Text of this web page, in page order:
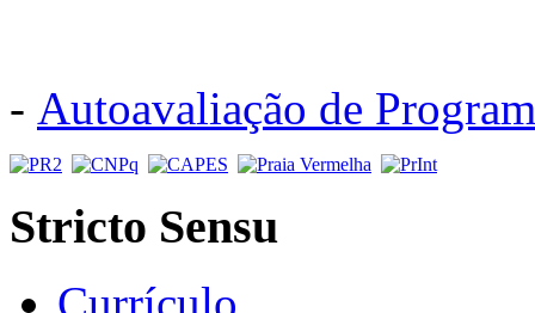
- Autoavaliação de
Stricto Sensu